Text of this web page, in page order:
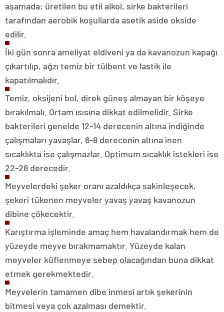
aşamada; üretilen bu etil alkol, sirke bakterileri
tarafından aerobik koşullarda asetik aside okside
edilir.
İki gün sonra ameliyat eldiveni ya da kavanozun kapağı
çıkartılıp, ağzı temiz bir tülbent ve lastik ile
kapatılmalıdır.
Temiz, oksijeni bol, direk güneş almayan bir köşeye
bırakılmalı. Ortam ısısına dikkat edilmelidir. Sirke
bakterileri genelde 12-14 derecenin altına indiğinde
çalışmaları yavaşlar, 6-8 derecenin altına inen
sıcaklıkta ise çalışmazlar. Optimum sıcaklık istekleri ise
22-28 derecedir.
Meyvelerdeki şeker oranı azaldıkça sakinleşecek,
şekeri tükenen meyveler yavaş yavaş kavanozun
dibine çökecektir.
Karıştırma işleminde amaç hem havalandırmak hem de
yüzeyde meyve bırakmamaktır. Yüzeyde kalan
meyveler küflenmeye sebep olacağından buna dikkat
etmek gerekmektedir.
Meyvelerin tamamen dibe inmesi artık şekerinin
bitmesi veya çok azalması demektir.